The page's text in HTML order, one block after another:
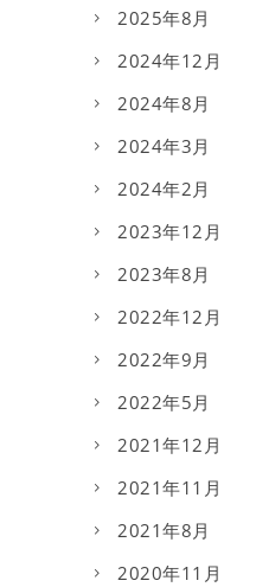
2025年8月
2024年12月
2024年8月
2024年3月
2024年2月
2023年12月
2023年8月
2022年12月
2022年9月
2022年5月
2021年12月
2021年11月
2021年8月
2020年11月